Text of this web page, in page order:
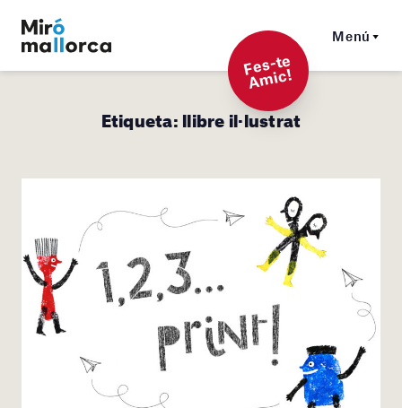
Menú
F
es-t
e
A
mi
c!
Etiqueta:llibre il·lustrat